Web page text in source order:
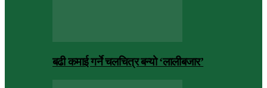
बढी कमाई गर्ने चलचित्र बन्यो ‘लालीबजार’